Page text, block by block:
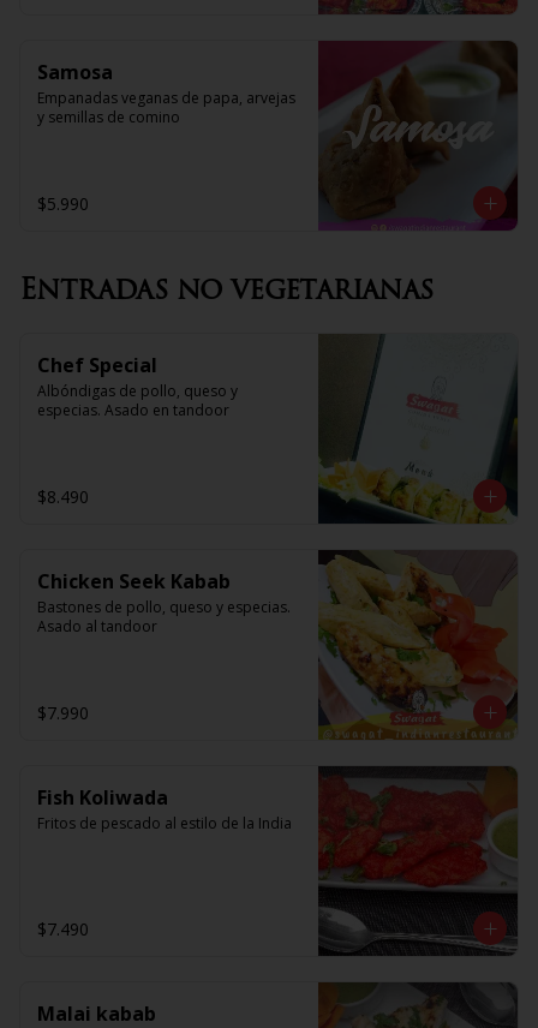
Samosa
Empanadas veganas de papa, arvejas
y semillas de comino
$5.990
Entradas no vegetarianas
Chef Special
Albóndigas de pollo, queso y
especias. Asado en tandoor
$8.490
Chicken Seek Kabab
Bastones de pollo, queso y especias.
Asado al tandoor
$7.990
Fish Koliwada
Fritos de pescado al estilo de la India
$7.490
Malai kabab